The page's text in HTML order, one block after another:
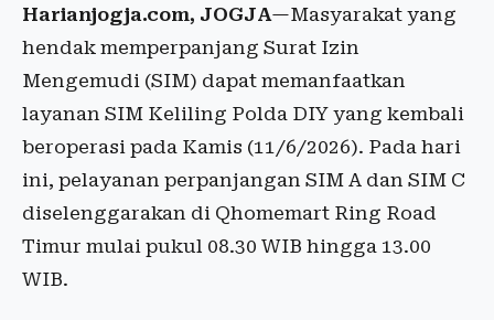
Harianjogja.com, JOGJA—Masyarakat yang
hendak memperpanjang Surat Izin
Mengemudi (SIM) dapat memanfaatkan
layanan SIM Keliling Polda DIY yang kembali
beroperasi pada Kamis (11/6/2026). Pada hari
ini, pelayanan perpanjangan SIM A dan SIM C
diselenggarakan di Qhomemart Ring Road
Timur mulai pukul 08.30 WIB hingga 13.00
WIB.